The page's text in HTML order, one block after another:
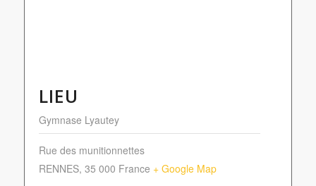
LIEU
Gymnase Lyautey
Rue des munitionnettes
RENNES, 35 000 France + Google Map